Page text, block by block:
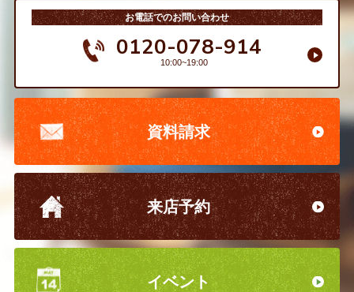
お電話でのお問い合わせ
0120-078-914
10:00~19:00
資料請求
来店予約
イベント